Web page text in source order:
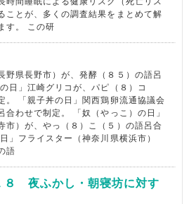
ことが、多くの調査結果をまとめて解
す。 この研
野県長野市）が、発酵（８５）の語呂
日」江崎グリコが、パピ（８）コ
。 「親子丼の日」関西鶏卵流通協議会
わせで制定。 「奴（やっこ）の日」
市）が、やっ（８）こ（５）の語呂合
」フライスター（神奈川県横浜市）
語
８ 夜ふかし・朝寝坊に対す